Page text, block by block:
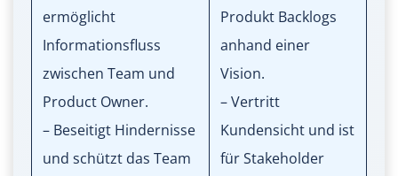
ermöglicht
Informationsfluss
zwischen Team und
Product Owner.
– Beseitigt Hindernisse
und schützt das Team
Produkt Backlogs
anhand einer
Vision.
– Vertritt
Kundensicht und ist
für Stakeholder